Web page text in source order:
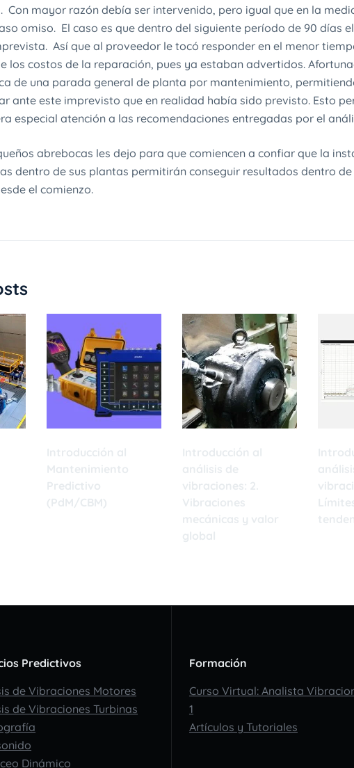
Con mayor razón debía ser intervenido, pero igual que en la
omiso. El caso es que dentro del siguiente período de 90 días
Así que al proveedor le tocó responder en el menor
los costos de la reparación, pues ya estaban advertidos.
de una parada general de planta por mantenimiento,
ante este imprevisto que en realidad había sido previsto. Esto
especial atención a las recomendaciones entregadas por el
abrebocas les dejo para que comiencen a confiar que la
dentro de sus plantas permitirán conseguir resultados dentro
el comienzo.
Introducción al
Mantenimiento
Predictivo
(PdM/CBM)
Introducción al
análisis de
vibraciones: 2.
Vibraciones
mecánicas y valor
global
Predictivos
de Vibraciones Motores
de Vibraciones Turbinas
Dinámico
Formación
Curso Virtual: Analista
1
Artículos y Tutoriales